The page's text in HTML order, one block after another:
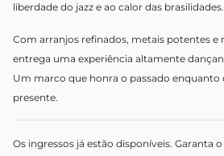
liberdade do jazz e ao calor das brasilidades.
Com arranjos refinados, metais potentes e
entrega uma experiência altamente
Um marco que honra o passado enquanto
presente.
Os ingressos já estão disponíveis. Garanta